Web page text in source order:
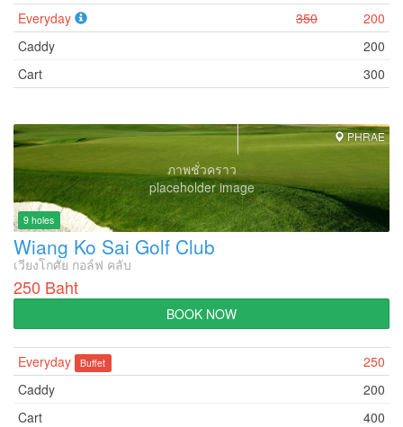
Everyday 350
200
Caddy
200
Cart
300
ภาพชั่วคราว
placeholder image
PHRAE
9 holes
Wiang Ko Sai Golf Club
เวียงโกศัย กอล์ฟ คลับ
250 Baht
BOOK NOW
Everyday Buffet
250
Caddy
200
Cart
400